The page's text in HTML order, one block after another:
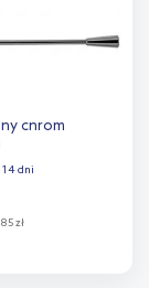
do umywalki
chrom
14 dni
zł